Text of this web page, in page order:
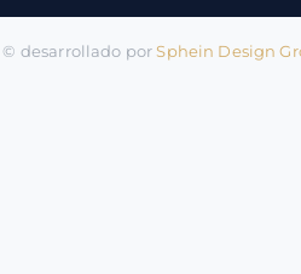
©️ desarrollado porSphein Design